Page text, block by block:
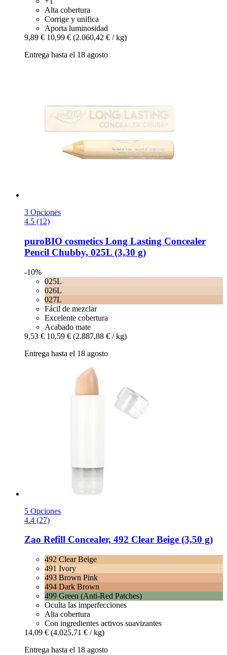
Alta cobertura
Corrige y unifica
Aporta luminosidad
9,89 € 10,99 € (2.060,42 € / kg)
Entrega hasta el 18 agosto
3 Opciones
4.5 (12)
puroBIO cosmetics Long Lasting Concealer
Pencil Chubby, 025L (3,30 g)
-10%
025L
026L
027L
Fácil de mezclar
Excelente cobertura
Acabado mate
9,53 € 10,59 € (2.887,88 € / kg)
Entrega hasta el 18 agosto
5 Opciones
4.4 (27)
Zao Refill Concealer, 492 Clear Beige (3,50 g)
492 Clear Beige
491 Ivory
493 Brown Pink
494 Dark Brown
499 Green (Anti-Red Patches)
Oculta las imperfecciones
Alta cobertura
Con ingredientes activos suavizantes
14,09 € (4.025,71 € / kg)
Entrega hasta el 18 agosto